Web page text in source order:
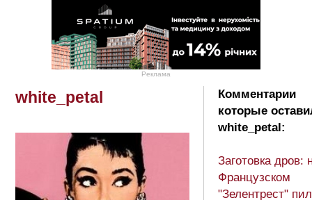
Реклама
white_petal
Комментарии
которые
white_petal:
Заготовка дров:
Французском
"Зелентрест"